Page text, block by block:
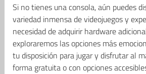
Si no tienes una consola, aún puedes
variedad inmensa de videojuegos y
necesidad de adquirir hardware
exploraremos las opciones más
tu disposición para jugar y disfrutar al
forma gratuita o con opciones